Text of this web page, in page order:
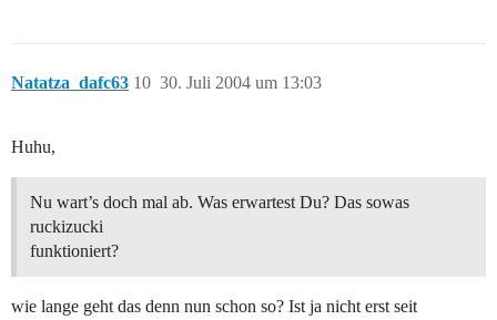
Natatza_dafc63 30. Juli 2004 um 13:03
10
Huhu,
Nu wart’s doch mal ab. Was erwartest Du? Das sowas
ruckizucki
funktioniert?
wie lange geht das denn nun schon so? Ist ja nicht erst seit